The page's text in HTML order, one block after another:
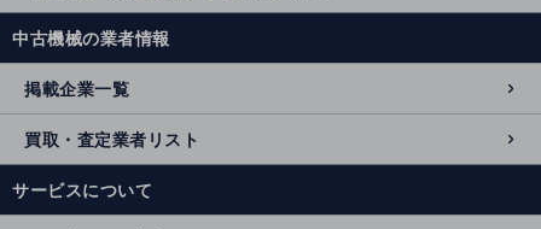
中古機械の業者情報
掲載企業一覧
買取・査定業者リスト
サービスについて